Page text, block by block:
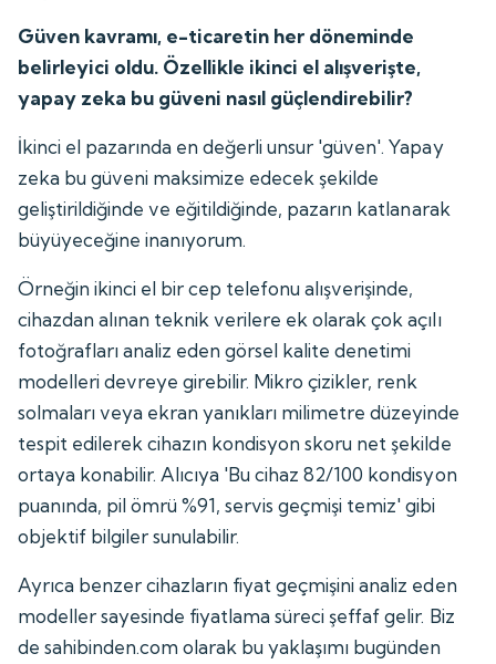
Güven kavramı, e-ticaretin her döneminde
belirleyici oldu. Özellikle ikinci el alışverişte,
yapay zeka bu güveni nasıl güçlendirebilir?
İkinci el pazarında en değerli unsur 'güven'. Yapay
zeka bu güveni maksimize edecek şekilde
geliştirildiğinde ve eğitildiğinde, pazarın katlanarak
büyüyeceğine inanıyorum.
Örneğin ikinci el bir cep telefonu alışverişinde,
cihazdan alınan teknik verilere ek olarak çok açılı
fotoğrafları analiz eden görsel kalite denetimi
modelleri devreye girebilir. Mikro çizikler, renk
solmaları veya ekran yanıkları milimetre düzeyinde
tespit edilerek cihazın kondisyon skoru net şekilde
ortaya konabilir. Alıcıya 'Bu cihaz 82/100 kondisyon
puanında, pil ömrü %91, servis geçmişi temiz' gibi
objektif bilgiler sunulabilir.
Ayrıca benzer cihazların fiyat geçmişini analiz eden
modeller sayesinde fiyatlama süreci şeffaf gelir. Biz
de sahibinden.com olarak bu yaklaşımı bugünden